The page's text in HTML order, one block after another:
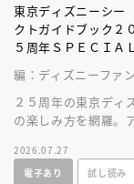
東京ディズニーシー
クトガイドブック２
５周年ＳＰＥＣＩＡＬ
編：ディズニーファ
２５周年の東京ディ
の楽しみ方を網羅。
ョップ情報に加え、
マップつき！
2026.07.27
電子あり
試し読み